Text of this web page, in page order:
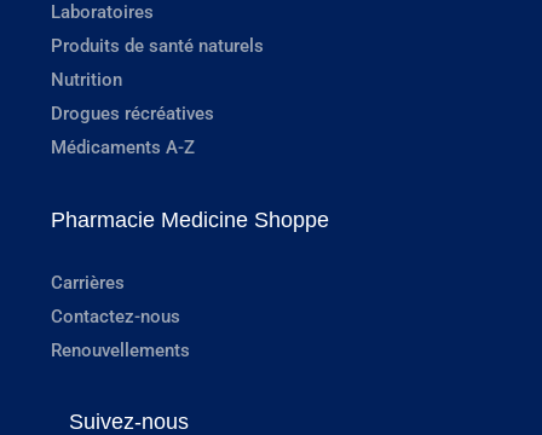
Laboratoires
Produits de santé naturels
Nutrition
Drogues récréatives
Médicaments A-Z
Pharmacie Medicine Shoppe
Carrières
Contactez-nous
Renouvellements
Suivez-nous